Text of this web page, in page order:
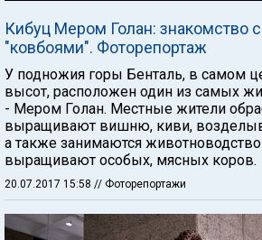
Кибуц Мером Голан: знакомство
"ковбоями". Фоторепортаж
У подножия горы Бенталь, в самом
высот, расположен один из самых
- Мером Голан. Местные жители
выращивают вишню, киви,
а также занимаются
выращивают особых, мясных коров.
20.07.2017 15:58 // Фоторепортажи